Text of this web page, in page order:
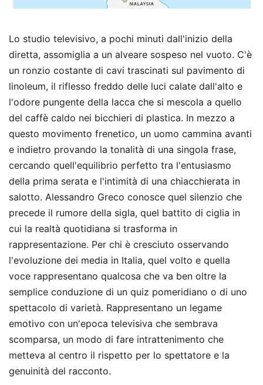
Lo studio televisivo, a pochi minuti dall'inizio della
diretta, assomiglia a un alveare sospeso nel vuoto. C'è
un ronzio costante di cavi trascinati sul pavimento di
linoleum, il riflesso freddo delle luci calate dall'alto e
l'odore pungente della lacca che si mescola a quello
del caffè caldo nei bicchieri di plastica. In mezzo a
questo movimento frenetico, un uomo cammina avanti
e indietro provando la tonalità di una singola frase,
cercando quell'equilibrio perfetto tra l'entusiasmo
della prima serata e l'intimità di una chiacchierata in
salotto. Alessandro Greco conosce quel silenzio che
precede il rumore della sigla, quel battito di ciglia in
cui la realtà quotidiana si trasforma in
rappresentazione. Per chi è cresciuto osservando
l'evoluzione dei media in Italia, quel volto e quella
voce rappresentano qualcosa che va ben oltre la
semplice conduzione di un quiz pomeridiano o di uno
spettacolo di varietà. Rappresentano un legame
emotivo con un'epoca televisiva che sembrava
scomparsa, un modo di fare intrattenimento che
metteva al centro il rispetto per lo spettatore e la
genuinità del racconto.